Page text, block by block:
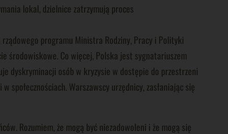
lokal, dzielnice zatrzymują proces
programu Ministra Rodziny, Pracy i Polityki
środowiskowe. Co więcej, Polska jest sygnatariuszem
dyskryminacji osób w kryzysie w dostępie do przestrzeni
społecznościach. Warszawscy urzędnicy, zasłaniając się
Rozumiem, że mogą być niezadowoleni i że mogą się